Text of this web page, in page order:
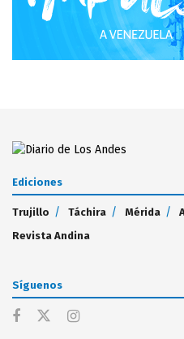
Ediciones
Trujillo Táchira Mérida
Revista Andina
Síguenos